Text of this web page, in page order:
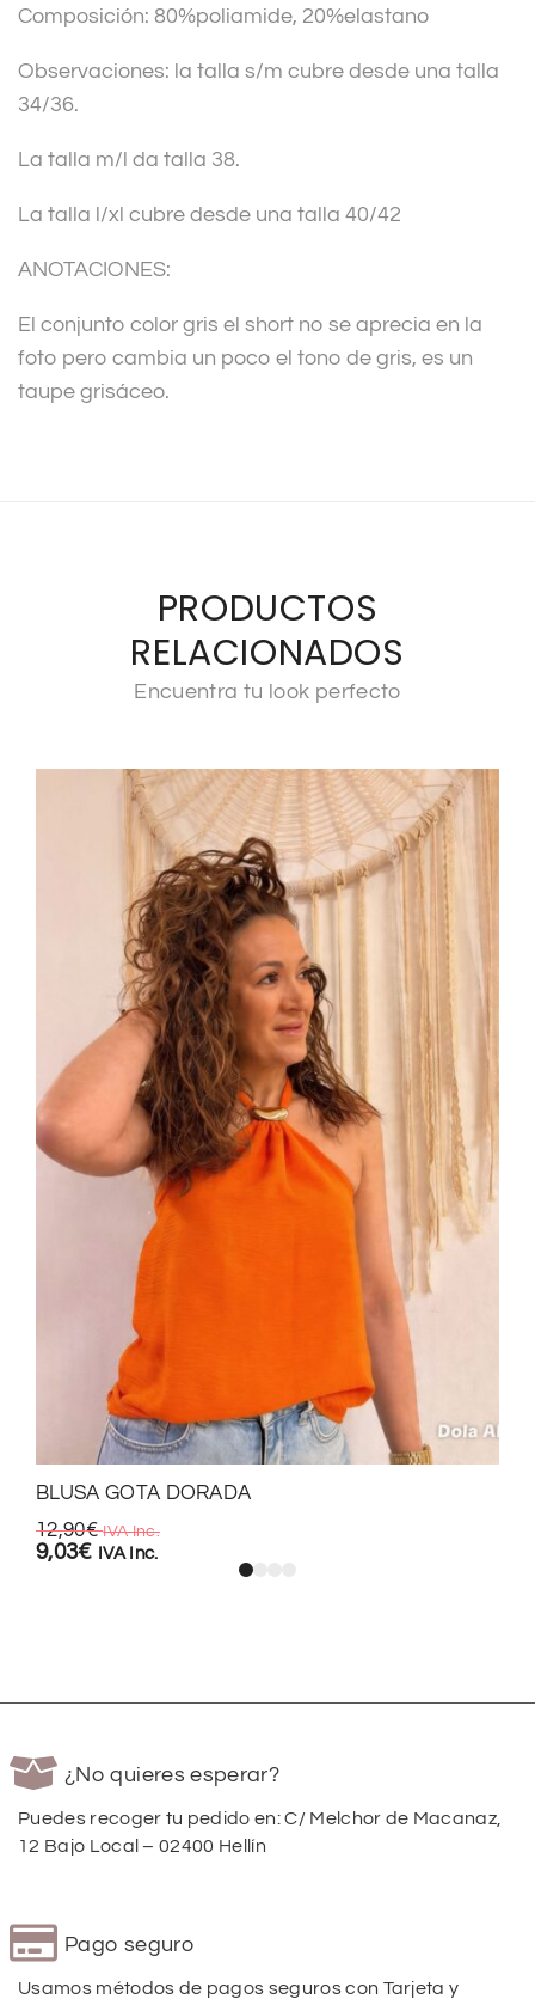
e
:
Composición: 80%poliamide, 20%elastano
Observaciones: la talla s/m cubre desde una talla
34/36.
La talla m/l da talla 38.
La talla l/xl cubre desde una talla 40/42
ANOTACIONES:
El conjunto color gris el short no se aprecia en la
foto pero cambia un poco el tono de gris, es un
taupe grisáceo.
PRODUCTOS
RELACIONADOS
Encuentra tu look perfecto
BLUSA GOTA DORADA
12,90€ IVA Inc.
9,03€ IVA Inc.
¿No quieres esperar?
Puedes recoger tu pedido en: C/ Melchor de Macanaz,
12 Bajo Local – 02400 Hellín
Pago seguro
Usamos métodos de pagos seguros con Tarjeta y